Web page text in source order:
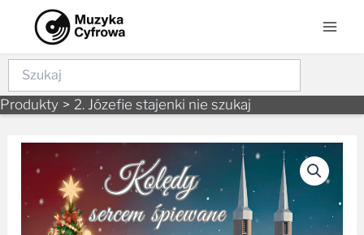
content
Szukaj
Produkty 2. Józefie stajenki nie szukaj